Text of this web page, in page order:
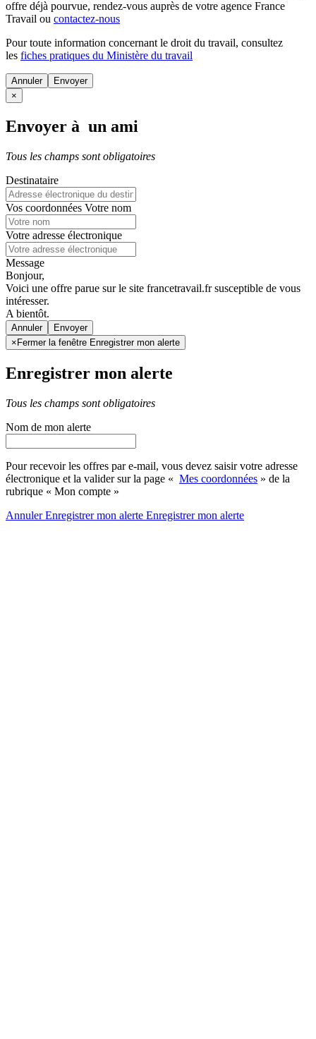
offre déjà pourvue, rendez-vous auprès de votre agence France
Travail ou contactez-nous
Pour toute information concernant le droit du travail, consultez
les fiches pratiques du Ministère du travail
Annuler
×
Envoyer à un ami
Tous les champs sont obligatoires
Destinataire
Vos coordonnées Votre nom
Votre adresse électronique
Message
Bonjour,
Voici une offre parue sur le site francetravail.fr susceptible de vous
intéresser.
A bientôt.
Annuler
× Fermer la fenêtre Enregistrer mon alerte
Enregistrer mon alerte
Tous les champs sont obligatoires
Nom de mon alerte
Pour recevoir les offres par e-mail, vous devez saisir votre adresse
électronique et la valider sur la page « Mes coordonnées » de la
rubrique « Mon compte »
AnnulerEnregistrer mon alerte Enregistrermon alerte